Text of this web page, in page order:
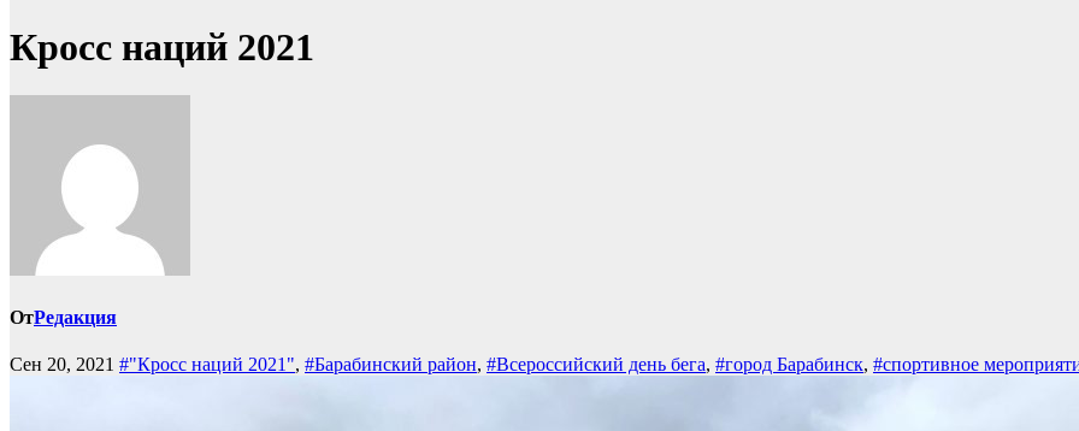
Кросс наций 2021
ОтРедакция
Сен 20, 2021 #"Кросс наций 2021", #Барабинский район, #Всероссийский день бега, #город Барабинск, #спортивное